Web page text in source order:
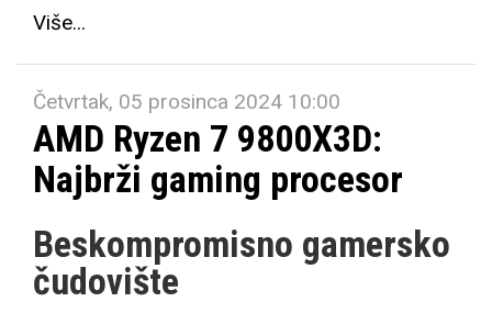
Više...
Četvrtak, 05 prosinca 2024 10:00
AMD Ryzen 7 9800X3D:
Najbrži gaming procesor
Beskompromisno gamersko
čudovište